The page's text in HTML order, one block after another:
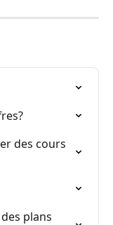
des cours
plans